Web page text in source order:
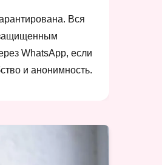
Вся
WhatsApp, если
и анонимность.